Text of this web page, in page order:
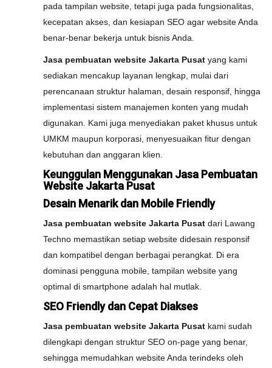
pada tampilan website, tetapi juga pada fungsionalitas,
kecepatan akses, dan kesiapan SEO agar website Anda
benar-benar bekerja untuk bisnis Anda.
Jasa pembuatan website Jakarta Pusat yang kami
sediakan mencakup layanan lengkap, mulai dari
perencanaan struktur halaman, desain responsif, hingga
implementasi sistem manajemen konten yang mudah
digunakan. Kami juga menyediakan paket khusus untuk
UMKM maupun korporasi, menyesuaikan fitur dengan
kebutuhan dan anggaran klien.
Keunggulan Menggunakan Jasa Pembuatan
Website Jakarta Pusat
Desain Menarik dan Mobile Friendly
Jasa pembuatan website Jakarta Pusat dari Lawang
Techno memastikan setiap website didesain responsif
dan kompatibel dengan berbagai perangkat. Di era
dominasi pengguna mobile, tampilan website yang
optimal di smartphone adalah hal mutlak.
SEO Friendly dan Cepat Diakses
Jasa pembuatan website Jakarta Pusat kami sudah
dilengkapi dengan struktur SEO on-page yang benar,
sehingga memudahkan website Anda terindeks oleh